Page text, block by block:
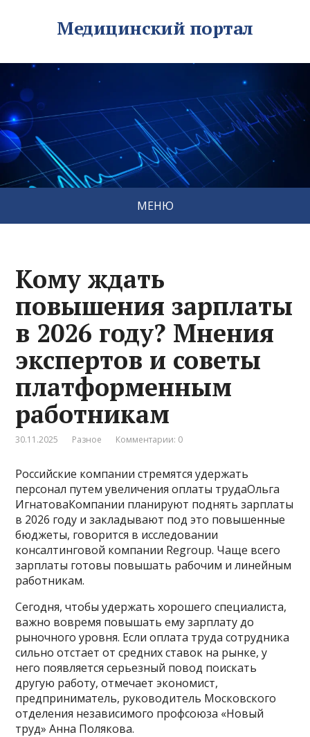
Медицинский портал
МЕНЮ
Кому ждать
повышения зарплаты
в 2026 году? Мнения
экспертов и советы
платформенным
работникам
30.11.2025 Разное Комментарии: 0
Российские компании стремятся удержать
персонал путем увеличения оплаты трудаОльга
ИгнатоваКомпании планируют поднять зарплаты
в 2026 году и закладывают под это повышенные
бюджеты, говорится в исследовании
консалтинговой компании Regroup. Чаще всего
зарплаты готовы повышать рабочим и линейным
работникам.
Сегодня, чтобы удержать хорошего специалиста,
важно вовремя повышать ему зарплату до
рыночного уровня. Если оплата труда сотрудника
сильно отстает от средних ставок на рынке, у
него появляется серьезный повод поискать
другую работу, отмечает экономист,
предприниматель, руководитель Московского
отделения независимого профсоюза «Новый
труд» Анна Полякова.